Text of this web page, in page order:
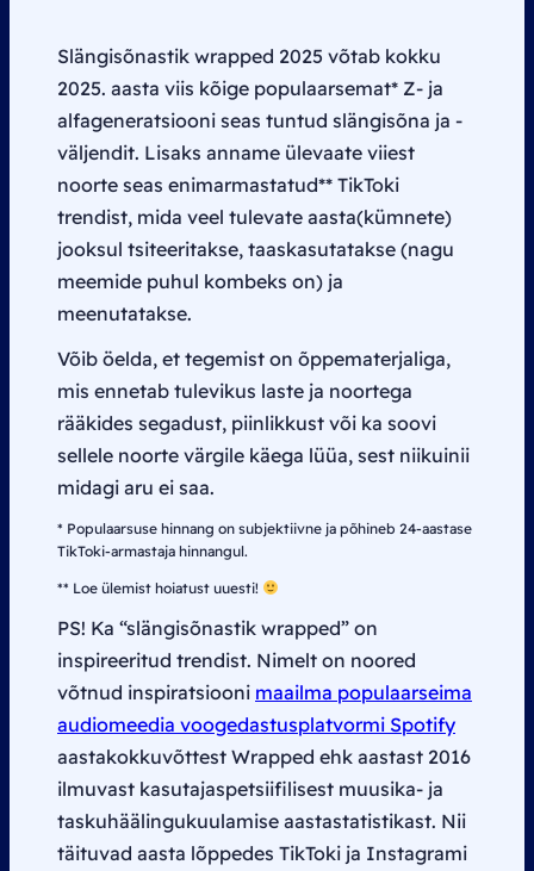
Slängisõnastik wrapped 2025 võtab kokku
2025. aasta viis kõige populaarsemat* Z- ja
alfageneratsiooni seas tuntud slängisõna ja -
väljendit. Lisaks anname ülevaate viiest
noorte seas enimarmastatud** TikToki
trendist, mida veel tulevate aasta(kümnete)
jooksul tsiteeritakse, taaskasutatakse (nagu
meemide puhul kombeks on) ja
meenutatakse.
Võib öelda, et tegemist on õppematerjaliga,
mis ennetab tulevikus laste ja noortega
rääkides segadust, piinlikkust või ka soovi
sellele noorte värgile käega lüüa, sest niikuinii
midagi aru ei saa.
* Populaarsuse hinnang on subjektiivne ja põhineb 24-aastase
TikToki-armastaja hinnangul.
** Loe ülemist hoiatust uuesti!
PS! Ka “slängisõnastik wrapped” on
inspireeritud trendist. Nimelt on noored
võtnud inspiratsiooni maailma populaarseima
audiomeedia voogedastusplatvormi Spotify
aastakokkuvõttest Wrapped ehk aastast 2016
ilmuvast kasutajaspetsiifilisest muusika- ja
taskuhäälingukuulamise aastastatistikast. Nii
täituvad aasta lõppedes TikToki ja Instagrami